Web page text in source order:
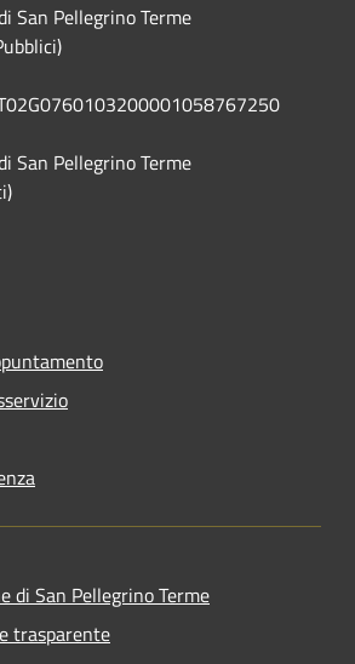
San Pellegrino Terme
San Pellegrino Terme
di San Pellegrino Terme
trasparente